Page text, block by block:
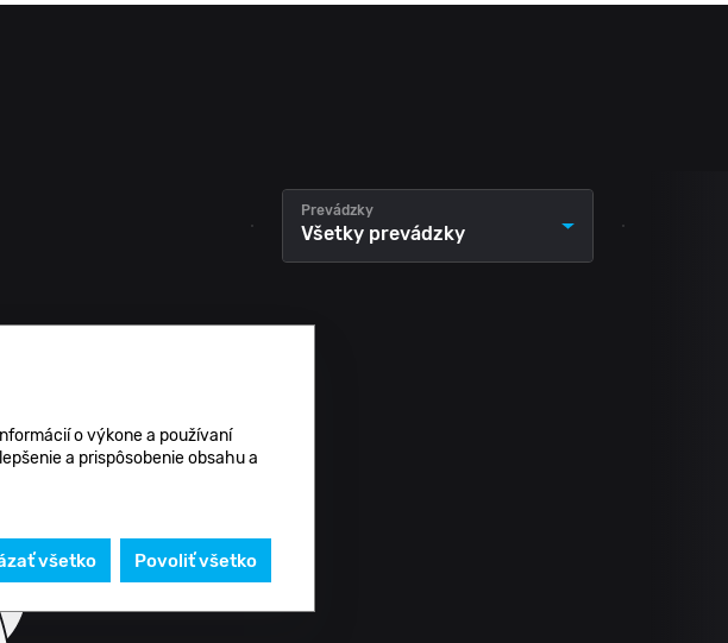
Všetky prevádzky
Prevádzky
o výkone a používaní
a prispôsobenie obsahu a
všetko Povoliť všetko